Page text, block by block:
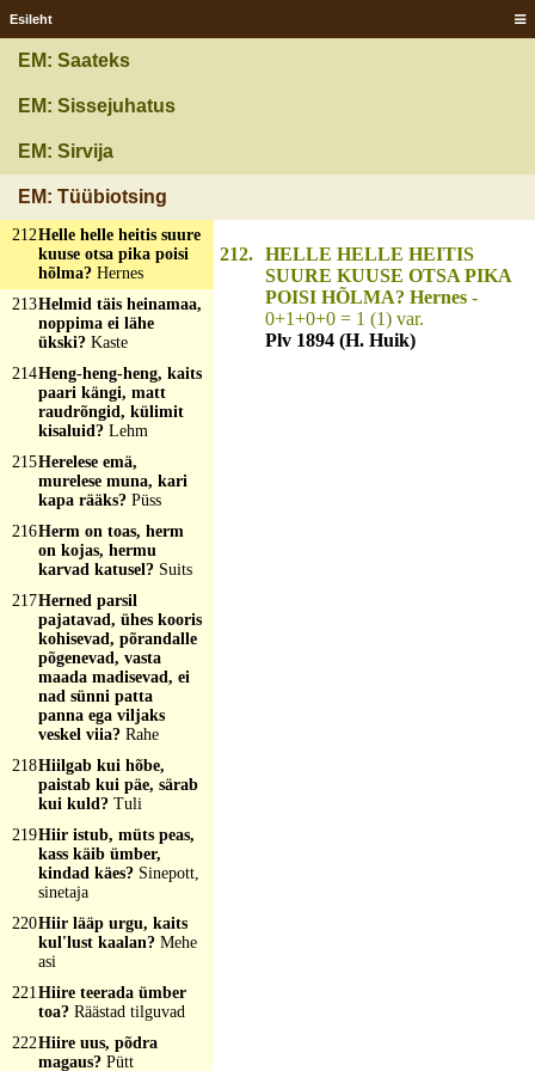
Esileht
EM: Saateks
EM: Sissejuhatus
EM: Sirvija
EM: Tüübiotsing
Kirche
210Hele täht, tume täht,
külles?
Aken
kumiseb kui
kuningas, tuleb tuppa
kui saks, läheb välja
kui sant?Joulud
212Helle helle heitis suure
kuuse otsa pika poisi
hõlma? Hernes
213Helmid täis heinamaa,
noppima ei lähe
ükski? Kaste
214Heng-heng-heng, kaits
paari kängi, matt
raudrõngid, külimit
kisaluid? Lehm
215Herelese emä,
murelese muna, kari
kapa rääks? Püss
216Herm on toas, herm
on kojas, hermu
karvad katusel? Suits
217Herned parsil
pajatavad, ühes kooris
kohisevad, põrandalle
põgenevad, vasta
maada madisevad, ei
nad sünni patta
panna ega viljaks
veskel viia? Rahe
218Hiilgab kui hõbe,
paistab kui päe, särab
kui kuld? Tuli
219Hiir istub, müts peas,
kass käib ümber,
kindad käes? Sinepott,
sinetaja
220Hiir lääp urgu, kaits
kul'lust kaalan? Mehe
asi
221Hiire teerada ümber
toa? Räästad tilguvad
222Hiire uus, põdra
magaus? Pütt
212. HELLE HELLE HEITIS
SUURE KUUSE OTSA PIKA
POISI HÕLMA? Hernes -
0+1+0+0 = 1 (1) var.
Plv 1894 (H. Huik)